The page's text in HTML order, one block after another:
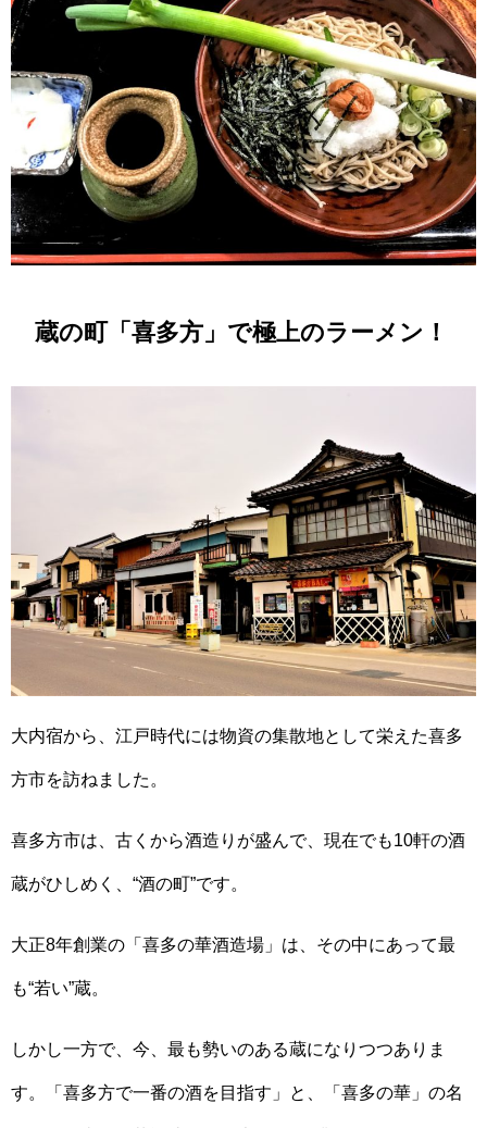
蔵の町「喜多方」で極上のラーメン！
大内宿から、江戸時代には物資の集散地として栄えた喜多
方市を訪ねました。
喜多方市は、古くから酒造りが盛んで、現在でも10軒の酒
蔵がひしめく、“酒の町”です。
大正8年創業の「喜多の華酒造場」は、その中にあって最
も“若い”蔵。
しかし一方で、今、最も勢いのある蔵になりつつありま
す。「喜多方で一番の酒を目指す」と、「喜多の華」の名